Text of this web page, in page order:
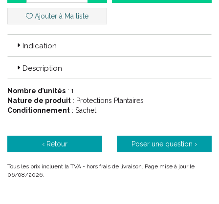
Ajouter à Ma liste
Indication
Description
Nombre d’unités : 1
Nature de produit : Protections Plantaires
Conditionnement : Sachet
‹ Retour Poser une question ›
Tous les prix incluent la TVA - hors frais de livraison. Page mise à jour le
06/08/2026.